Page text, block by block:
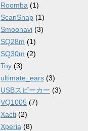
Roomba (1)
ScanSnap (1)
Smoonavi (3)
SQ28m (1)
SQ30m (2)
Toy (3)
ultimate_ears (3)
USBスピーカー (3)
VQ1005 (7)
Xacti (2)
Xperia (8)